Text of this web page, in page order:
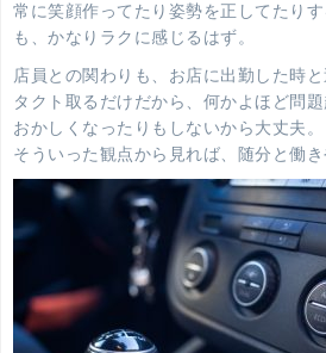
常に笑顔作ってたり姿勢を正してたり
も、かなりラクに感じるはず。
店員との関わりも、お店に出勤した時
タクト取るだけだから、何かよほど問
おかしくなったりもしないから大丈夫。
そういった観点から見れば、随分と働き